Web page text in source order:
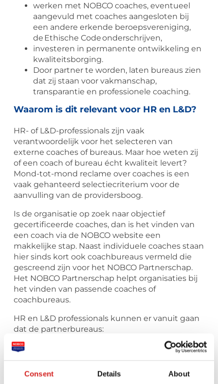
Consent Details About
werken met NOBCO coaches, eventueel
aangevuld met coaches aangesloten bij
een andere erkende beroepsvereniging,
de Ethische Code onderschrijven,
investeren in permanente ontwikkeling en
kwaliteitsborging.
Door partner te worden, laten bureaus zien
dat zij staan voor vakmanschap,
transparantie en professionele coaching.
Waarom is dit relevant voor HR en L&D?
HR- of L&D-professionals zijn vaak
verantwoordelijk voor het selecteren van
externe coaches of bureaus. Maar hoe weten zij
of een coach of bureau écht kwaliteit levert?
Mond-tot-mond reclame over coaches is een
vaak gehanteerd selectiecriterium voor de
aanvulling van de providersboog.
Is de organisatie op zoek naar objectief
gecertificeerde coaches, dan is het vinden van
een coach via de NOBCO website een
makkelijke stap. Naast individuele coaches staan
hier sinds kort ook coachbureaus vermeld die
gescreend zijn voor het NOBCO Partnerschap.
Het NOBCO Partnerschap helpt organisaties bij
het vinden van passende coaches of
coachbureaus.
HR en L&D professionals kunnen er vanuit gaan
dat de partnerbureaus:
transparant zijn over hun werkwijze en
resultaten,